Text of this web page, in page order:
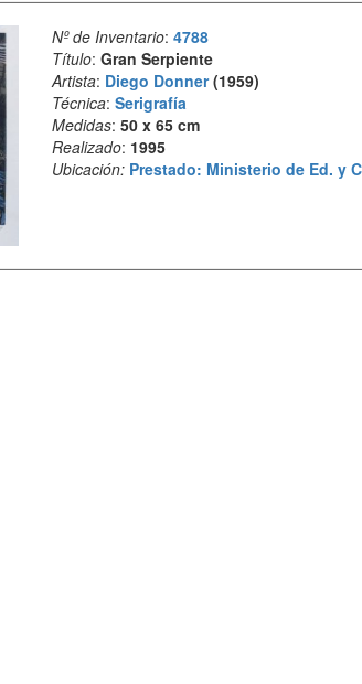
Nº de Inventario: 4788
Título: Gran Serpiente
Artista: Diego Donner(1959)
Técnica: Serigrafía
Medidas: 50 x 65 cm
Realizado: 1995
Ubicación: Prestado: Ministerio de Ed. y